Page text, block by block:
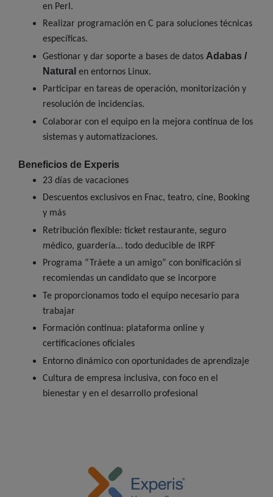
en Perl.
Realizar programación en C para soluciones técnicas
específicas.
Gestionar y dar soporte a bases de datos Adabas /
Natural en entornos Linux.
Participar en tareas de operación, monitorización y
resolución de incidencias.
Colaborar con el equipo en la mejora continua de los
sistemas y automatizaciones.
Beneficios de Experis
23 días de vacaciones
Descuentos exclusivos en Fnac, teatro, cine, Booking
y más
Retribución flexible: ticket restaurante, seguro
médico, guardería… todo deducible de IRPF
Programa “Tráete a un amigo” con bonificación si
recomiendas un candidato que se incorpore
Te proporcionamos todo el equipo necesario para
trabajar
Formación continua: plataforma online y
certificaciones oficiales
Entorno dinámico con oportunidades de aprendizaje
Cultura de empresa inclusiva, con foco en el
bienestar y en el desarrollo profesional